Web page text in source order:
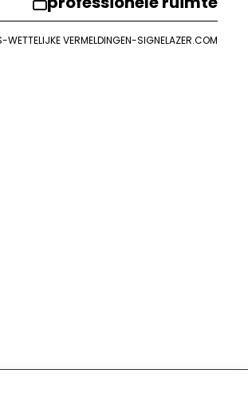
-WETTELIJKE VERMELDINGEN-SIGNELAZER.COM